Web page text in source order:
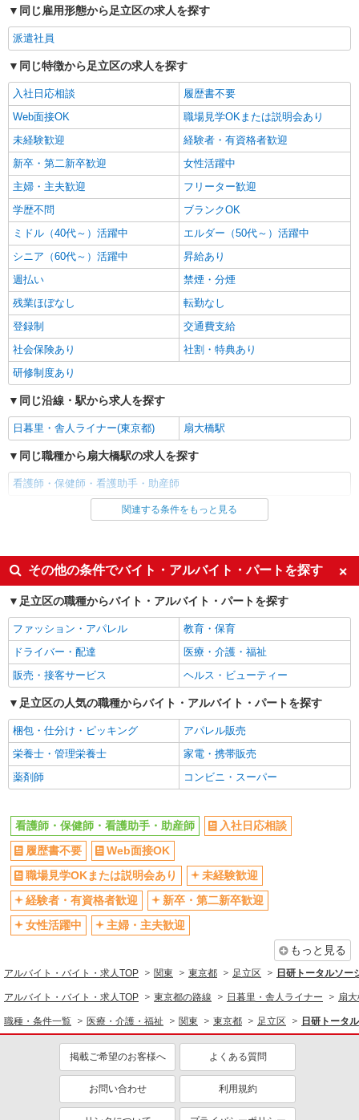
派遣社員
株式会社スタッフサービス・メディカル 東東京医療オフィス（お仕
事No.W10515925）
NEW
東京都足立区内の病院
キープ 詳細を見る
派遣社員
株式会社スタッフサービス・メディカル 東東京医療オフィス（お仕
事No.W10432864）
看護助手
時給1500円
東京都足立区内の病院
キープ 詳細を見る
派遣社員
株式会社スタッフサービス・メディカル 東東京医療オフィス（お仕
事No.W10515926）
看護助手
時給1400円
東京都足立区内の病院
キープ
看護助手
時給1400円
東京都足立区内の病院
キープ 詳細を見る
派遣社員
株式会社スタッフサービス・メディカル 東東京医療オフィス（お仕
事No.W10479946）
看護助手
東京都足立区内の病院
派遣社員
株式会社スタッフサービス・メディカル 東東京医療オフィス（お仕
事No.W10479949）
看護助手
時給1400円
東京都足立区内の病院
キープ 詳細を見る
派遣社員
株式会社スタッフサービス・メディカル 東東京医療オフィス（お仕
事No.W10434186）
NEW
看護助手
時給1500円
東京都足立区内の病院
同じ雇用形態から足立区の求人を探す
派遣社員
同じ特徴から足立区の求人を探す
入社日応相談
履歴書不要
Web面接OK
職場見学OKまたは説明会あり
未経験歓迎
経験者・有資格者歓迎
新卒・第二新卒歓迎
女性活躍中
主婦・主夫歓迎
フリーター歓迎
学歴不問
ブランクOK
ミドル（40代～）活躍中
エルダー（50代～）活躍中
シニア（60代～）活躍中
昇給あり
週払い
禁煙・分煙
残業ほぼなし
転勤なし
登録制
交通費支給
社会保険あり
社割・特典あり
研修制度あり
同じ沿線・駅から求人を探す
日暮里・舎人ライナー(東京都) 扇大橋駅
同じ職種から扇大橋駅の求人を探す
看護師・保健師・看護助手・助産師
同じ雇用形態から扇大橋駅の求人を探す
同じ特徴から扇大橋駅の求人を探す
入社日応相談
履歴書不要
Web面接OK
職場見学OKまたは説明会あり
未経験歓迎
経験者・有資格者歓迎
新卒・第二新卒歓迎
女性活躍中
主婦・主夫歓迎
フリーター歓迎
学歴不問
ブランクOK
ミドル（40代～）活躍中
エルダー（50代～）活躍中
シニア（60代～）活躍中
昇給あり
週払い
禁煙・分煙
登録制
交通費支給
社会保険あり
研修制度あり
同じ職種から求人を探す
医療・介護・福祉
同じ特徴から求人を探す
交通費支給
社会保険あり
関連する条件をもっと見る
その他の条件でバイト・アルバイト・パートを探す
足立区の職種からバイト・アルバイト・パートを探す
ファッション・アパレル
教育・保育
ドライバー・配達
医療・介護・福祉
販売・接客サービス
ヘルス・ビューティー
足立区の人気の職種からバイト・アルバイト・パートを探す
梱包・仕分け・ピッキング
アパレル販売
栄養士・管理栄養士
家電・携帯販売
薬剤師
コンビニ・スーパー
看護師・保健師・看護助手・助産師
入社日応相談
履歴書不要
Web面接OK
職場見学OKまたは説明会あり
未経験歓迎
経験者・有資格者歓迎
新卒・第二新卒歓迎
女性活躍中
主婦・主夫歓迎
もっと見る
アルバイト・バイト・求人TOP 関東 東京都 足立区 日研トータルソ
アルバイト・バイト・求人TOP 東京都の路線 日暮里・舎人ライナー 扇
職種・条件一覧 医療・介護・福祉 関東 東京都 足立区 日研トータ
掲載ご希望のお客様へ よくある質問
お問い合わせ 利用規約